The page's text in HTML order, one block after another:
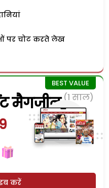
पर चोट करते लेख
मैगजीन (1 साल)
करें